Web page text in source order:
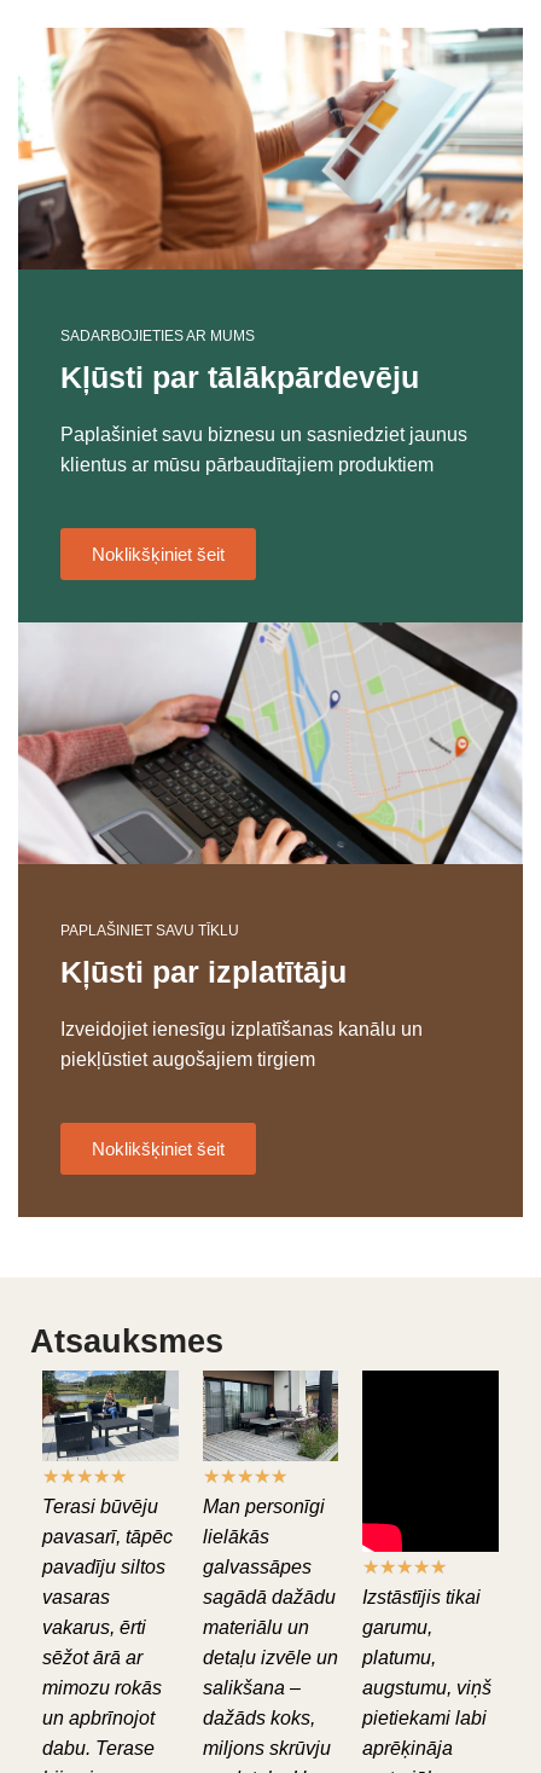
SADARBOJIETIES AR MUMS
Kļūsti par tālākpārdevēju
Paplašiniet savu biznesu un sasniedziet jaunus
klientus ar mūsu pārbaudītajiem produktiem
Noklikšķiniet šeit
PAPLAŠINIET SAVU TĪKLU
Kļūsti par izplatītāju
Izveidojiet ienesīgu izplatīšanas kanālu un
piekļūstiet augošajiem tirgiem
Noklikšķiniet šeit
Atsauksmes
★★★★★
Terasi būvēju
pavasarī, tāpēc
pavadīju siltos
vasaras
vakarus, ērti
sēžot ārā ar
mimozu rokās
un apbrīnojot
dabu. Terase
★★★★★
Man personīgi
lielākās
galvassāpes
sagādā dažādu
materiālu un
detaļu izvēle un
salikšana –
dažāds koks,
miljons skrūvju
★★★★★
Izstāstījis tikai
garumu,
platumu,
augstumu, viņš
pietiekami labi
aprēķināja